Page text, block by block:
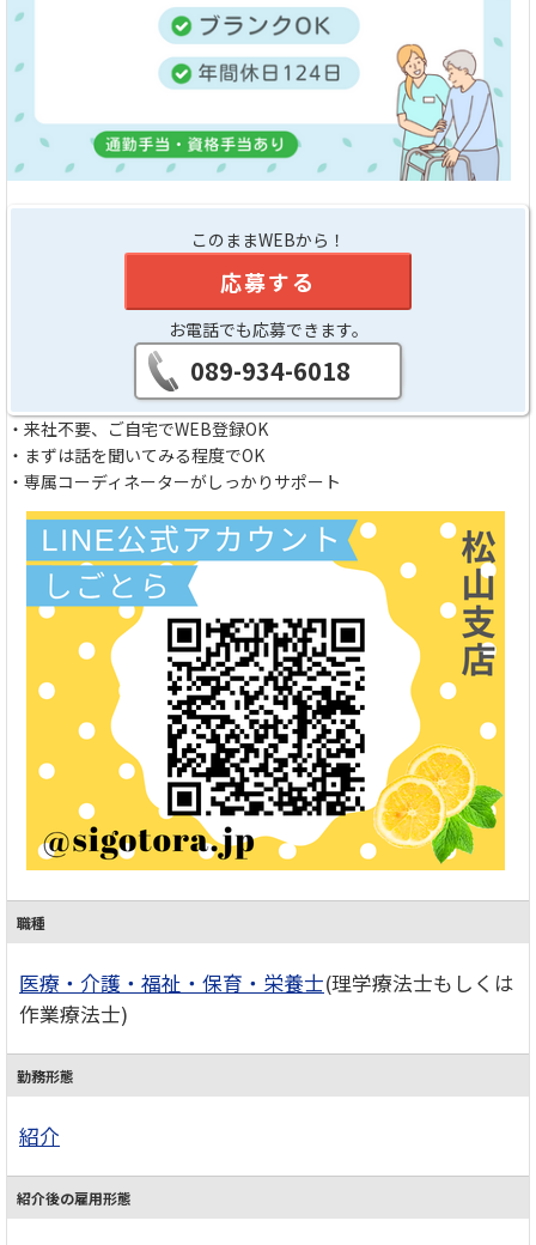
このままWEBから！
応募する
お電話でも応募できます。
089-934-6018
・来社不要、ご自宅でWEB登録OK
・まずは話を聞いてみる程度でOK
・専属コーディネーターがしっかりサポート
職種
医療・介護・福祉・保育・栄養士(理学療法士もしくは
作業療法士)
勤務形態
紹介
紹介後の雇用形態